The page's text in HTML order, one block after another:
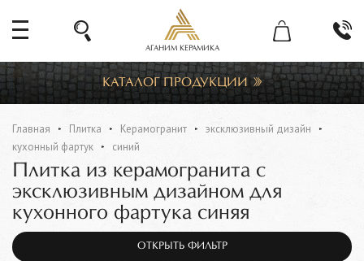
АГАНИМ КЕРАМИКА
КАТАЛОГ ПРОДУКЦИИ
Главная Плитка Керамогранит
эксклюзивный дизайн
кухонный фартук
синий
Плитка из керамогранита с
эксклюзивным дизайном для
кухонного фартука синяя
ОТКРЫТЬ ФИЛЬТР